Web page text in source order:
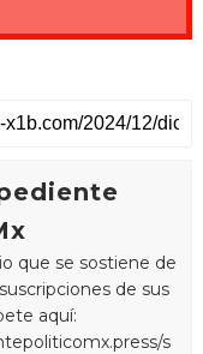
que se sostiene de
de sus
aquí:
s